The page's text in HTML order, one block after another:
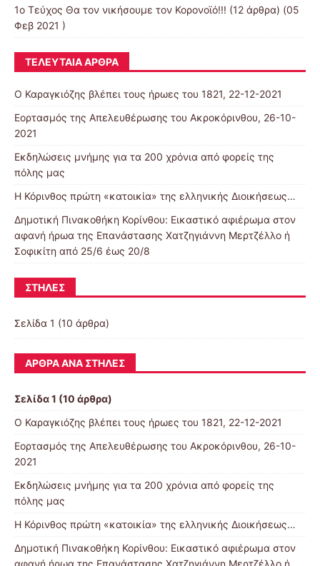
1ο Τεύχος Θα τον νικήσουμε τον Κορονοϊό!!! (12 άρθρα) (05
Φεβ 2021 )
ΤΕΛΕΥΤΑΊΑ ΆΡΘΡΑ
Ο Καραγκιόζης βλέπει τους ήρωες του 1821, 22-12-2021
Εορτασμός της Απελευθέρωσης του Ακροκόρινθου, 26-10-
2021
Εκδηλώσεις μνήμης για τα 200 χρόνια από φορείς της
πόλης μας
Η Κόρινθος πρώτη «κατοικία» της ελληνικής Διοικήσεως…
Δημοτική Πινακοθήκη Κορίνθου: Εικαστικό αφιέρωμα στον
αφανή ήρωα της Επανάστασης Χατζηγιάννη Μερτζέλλο ή
Σοφικίτη από 25/6 έως 20/8
ΣΤΉΛΕΣ
Σελίδα 1 (10 άρθρα)
ΆΡΘΡΑ ΑΝΆ ΣΤΉΛΕΣ
Σελίδα 1 (10 άρθρα)
Ο Καραγκιόζης βλέπει τους ήρωες του 1821, 22-12-2021
Εορτασμός της Απελευθέρωσης του Ακροκόρινθου, 26-10-
2021
Εκδηλώσεις μνήμης για τα 200 χρόνια από φορείς της
πόλης μας
Η Κόρινθος πρώτη «κατοικία» της ελληνικής Διοικήσεως…
Δημοτική Πινακοθήκη Κορίνθου: Εικαστικό αφιέρωμα στον
αφανή ήρωα της Επανάστασης Χατζηγιάννη Μερτζέλλο ή